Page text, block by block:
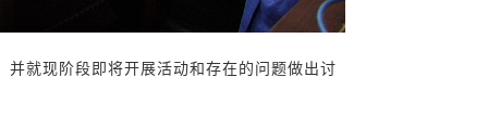
就现阶段即将开展活动和存在的问题做出讨